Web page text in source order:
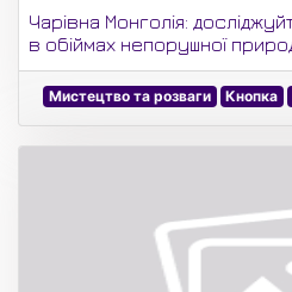
Чарівна Монголія:
в обіймах непорушної
Мистецтво та розваги Кнопка